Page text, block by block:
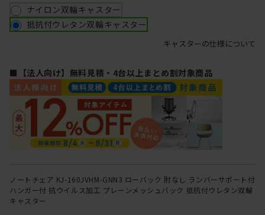
ナイロン双輪キャスター
抵抗付ウレタン双輪キャスター
キャスターの仕様について
■【法人向け】無料見積・4台以上まとめ割対象商品
ノートチェア KJ-160JVHM-GNN3 ローバック 肘なし ランバーサポート付
ハンガー付 抗ウイルス加工 プレーンメッシュバック 抵抗付ウレタン双輪
キャスター